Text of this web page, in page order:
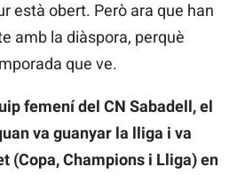
està obert. Però ara que han
amb la diàspora, perquè
que ve.
femení del CN Sabadell, el
va guanyar la lliga i va
(Copa, Champions i Lliga) en